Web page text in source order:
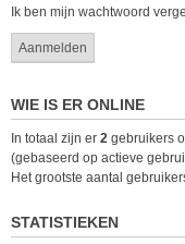
Ik ben mijn wachtwoord
WIE IS ER ONLINE
In totaal zijn er 2 gebruikers
(gebaseerd op actieve
Het grootste aantal
STATISTIEKEN